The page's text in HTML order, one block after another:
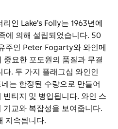
인 Lake's Folly는 1963년에
에 의해 설립되었습니다. 50
주인 Peter Fogarty와 와인메
요한 포도원의 품질과 무결
. 두 가지 플래그십 와인인
는 한정된 수량으로 만들어
티지 및 병입됩니다. 와인 스
기교와 복잡성을 보여줍니다.
지속됩니다.